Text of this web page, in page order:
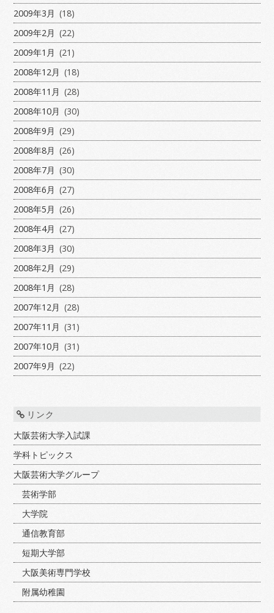
2009年3月 (18)
2009年2月 (22)
2009年1月 (21)
2008年12月 (18)
2008年11月 (28)
2008年10月 (30)
2008年9月 (29)
2008年8月 (26)
2008年7月 (30)
2008年6月 (27)
2008年5月 (26)
2008年4月 (27)
2008年3月 (30)
2008年2月 (29)
2008年1月 (28)
2007年12月 (28)
2007年11月 (31)
2007年10月 (31)
2007年9月 (22)
リンク
大阪芸術大学入試課
学科トピックス
大阪芸術大学グループ
芸術学部
大学院
通信教育部
短期大学部
大阪美術専門学校
附属幼稚園